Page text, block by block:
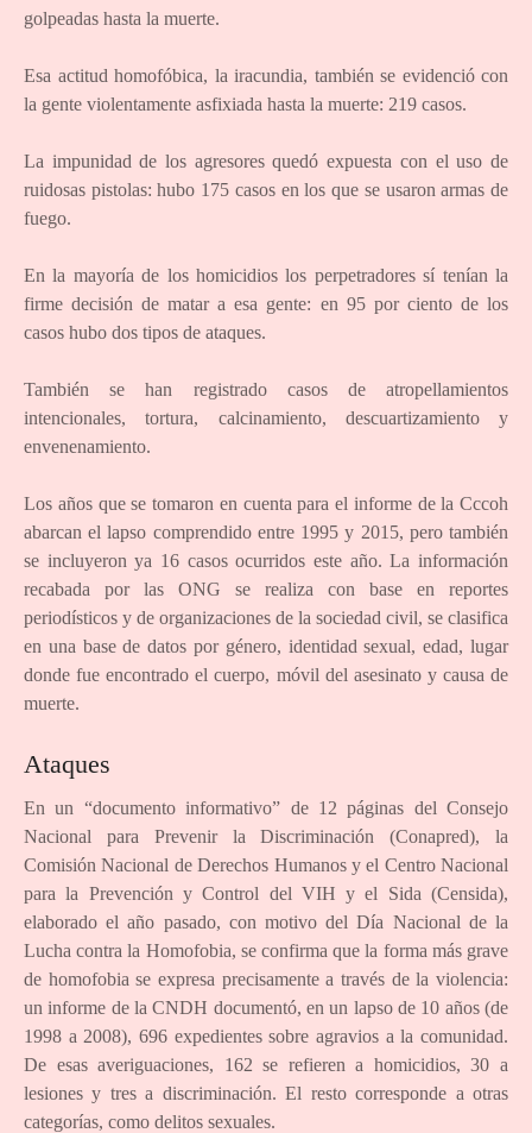
golpeadas hasta la muerte.
Esa actitud homofóbica, la iracundia, también se evidenció con
la gente violentamente asfixiada hasta la muerte: 219 casos.
La impunidad de los agresores quedó expuesta con el uso de
ruidosas pistolas: hubo 175 casos en los que se usaron armas de
fuego.
En la mayoría de los homicidios los perpetradores sí tenían la
firme decisión de matar a esa gente: en 95 por ciento de los
casos hubo dos tipos de ataques.
También se han registrado casos de atropellamientos
intencionales, tortura, calcinamiento, descuartizamiento y
envenenamiento.
Los años que se tomaron en cuenta para el informe de la Cccoh
abarcan el lapso comprendido entre 1995 y 2015, pero también
se incluyeron ya 16 casos ocurridos este año. La información
recabada por las ONG se realiza con base en reportes
periodísticos y de organizaciones de la sociedad civil, se clasifica
en una base de datos por género, identidad sexual, edad, lugar
donde fue encontrado el cuerpo, móvil del asesinato y causa de
muerte.
Ataques
En un “documento informativo” de 12 páginas del Consejo
Nacional para Prevenir la Discriminación (Conapred), la
Comisión Nacional de Derechos Humanos y el Centro Nacional
para la Prevención y Control del VIH y el Sida (Censida),
elaborado el año pasado, con motivo del Día Nacional de la
Lucha contra la Homofobia, se confirma que la forma más grave
de homofobia se expresa precisamente a través de la violencia:
un informe de la CNDH documentó, en un lapso de 10 años (de
1998 a 2008), 696 expedientes sobre agravios a la comunidad.
De esas averiguaciones, 162 se refieren a homicidios, 30 a
lesiones y tres a discriminación. El resto corresponde a otras
categorías, como delitos sexuales.